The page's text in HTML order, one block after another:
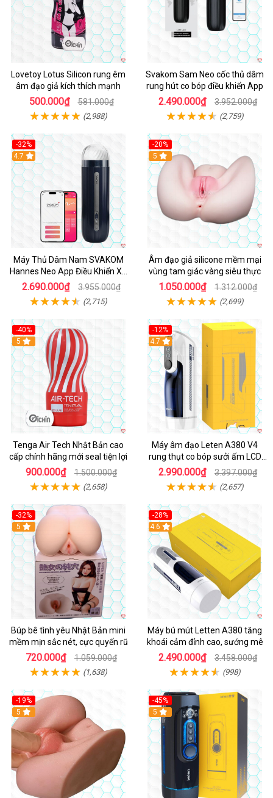
Lovetoy Lotus Silicon rung êm
âm đạo giả kích thích mạnh
500.000₫ 581.000₫
(2,988)
Svakom Sam Neo cốc thủ dâm
rung hút co bóp điều khiển App
2.490.000₫ 3.952.000₫
(2,759)
-32%
Hot
4.7
Máy Thủ Dâm Nam SVAKOM
Hannes Neo App Điều Khiển Xa
Cao Cấp
2.690.000₫ 3.955.000₫
(2,715)
-20%
Hot
5
Âm đạo giả silicone mềm mại
vùng tam giác vàng siêu thực
1.050.000₫ 1.312.000₫
(2,699)
-40%
Hot
5
Tenga Air Tech Nhật Bản cao
cấp chính hãng mới seal tiện lợi
900.000₫ 1.500.000₫
(2,658)
-12%
Hot
4.7
Máy âm đạo Leten A380 V4
rung thụt co bóp sưởi ấm LCD
đẹp
2.990.000₫ 3.397.000₫
(2,657)
-32%
Hot
5
Búp bê tình yêu Nhật Bản mini
mềm mịn sắc nét, cực quyến rũ
720.000₫ 1.059.000₫
(1,638)
-28%
Hot
4.6
Máy bú mút Letten A380 tăng
khoái cảm đỉnh cao, sướng mê
2.490.000₫ 3.458.000₫
(998)
-19%
Hot
5
-45%
Hot
5